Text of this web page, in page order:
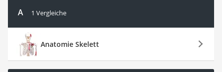
A 1 Vergleiche
Anatomie Skelett